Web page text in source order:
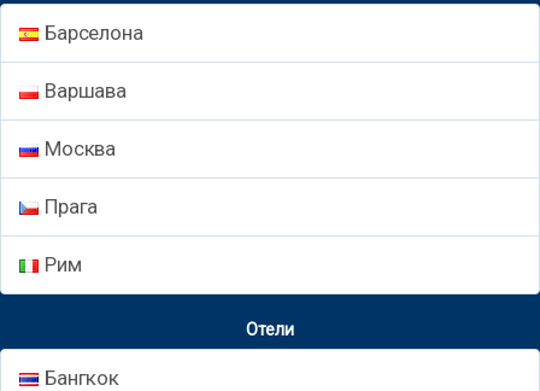
Барселона
Варшава
Москва
Прага
Рим
Отели
Бангкок